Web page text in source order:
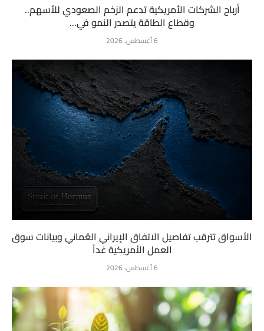
أرباح الشركات الأمريكية تدعم الزخم الصعودي للأسهم..
وقطاع الطاقة يتصدر النمو في...
6 أغسطس، 2026
الأسواق تترقب تفاصيل الاتفاق الإيراني العُماني وبيانات سوق
العمل الأمريكية غداً
6 أغسطس، 2026